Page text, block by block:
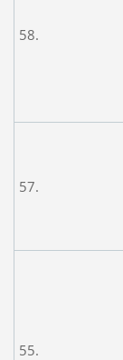
58.
57.
55.